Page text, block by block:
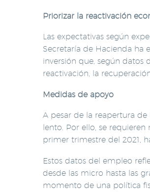
Priorizar la reactivación
Las expectativas según
Secretaría de Hacienda ha
inversión que, según datos
reactivación, la
Medidas de apoyo
A pesar de la reapertura
lento. Por ello, se
primer trimestre del 2021,
Estos datos del empleo
desde las micro hasta las
momento de una política